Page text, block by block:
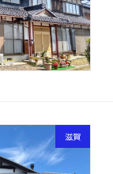
滋賀